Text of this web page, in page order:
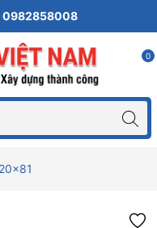
0982858008
0